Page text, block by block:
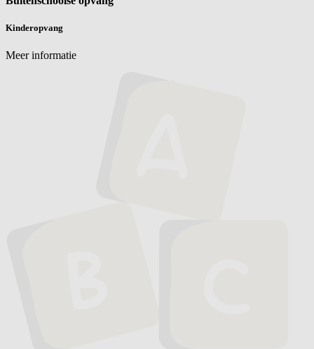
Kinderopvang
Meer informatie